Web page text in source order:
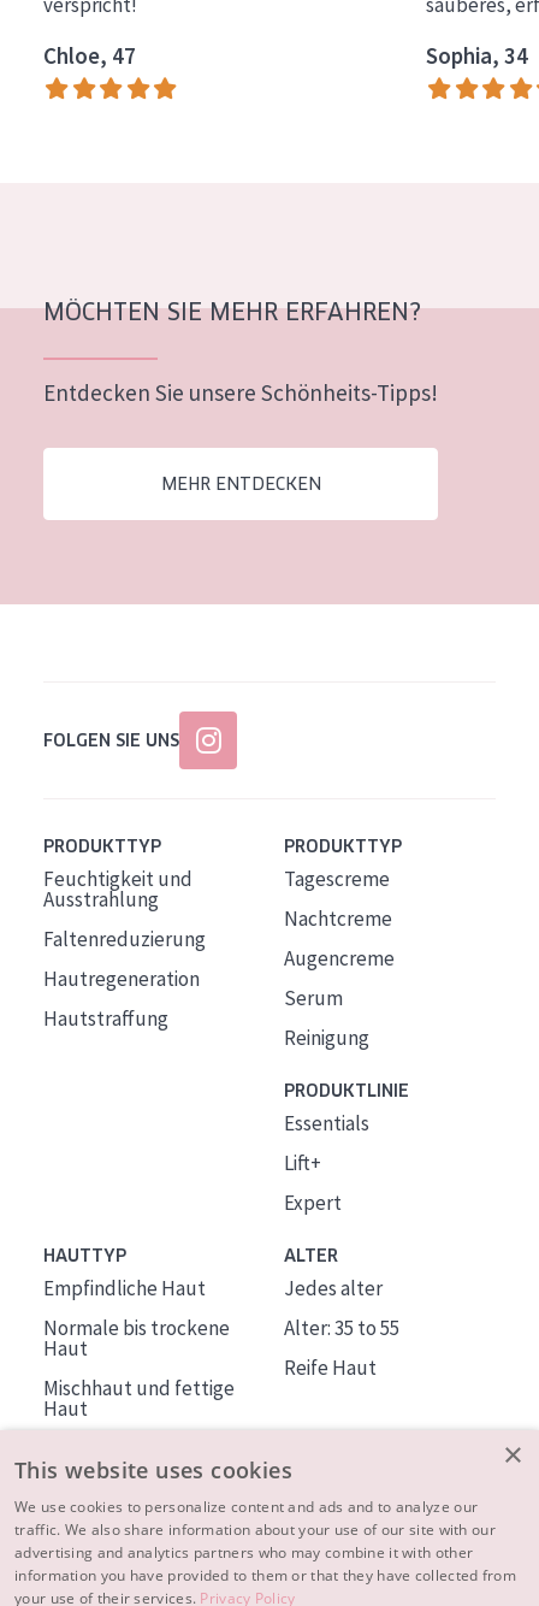
Essentials
Lift+
Expert
Mischhaut und fettige Haut
Reife Haut
Der Sonne ausgesetzte Haut
Jedes alter
Reife Haut
Chloe, 47 Sophia, 34
MÖCHTEN SIE MEHR ERFAHREN?
Entdecken Sie unsere Schönheits-Tipps!
MEHR ENTDECKEN
FOLGEN SIE UNS
PRODUKTTYP
Feuchtigkeit und
Ausstrahlung
Faltenreduzierung
Hautregeneration
Hautstraffung
PRODUKTTYP
Tagescreme
Nachtcreme
Augencreme
Serum
Reinigung
PRODUKTLINIE
Essentials
Lift+
Expert
HAUTTYP
Empfindliche Haut
Normale bis trockene
Haut
Mischhaut und fettige
Haut
Haut
ALTER
Jedes alter
Alter: 35 to 55
Reife Haut
ÜBER DIADERMINE
Mehr über uns
×
This website uses cookies
We use cookies to personalize content and ads and to analyze our
traffic. We also share information about your use of our site with our
advertising and analytics partners who may combine it with other
information you have provided to them or that they have collected from
your use of their services. Privacy Policy